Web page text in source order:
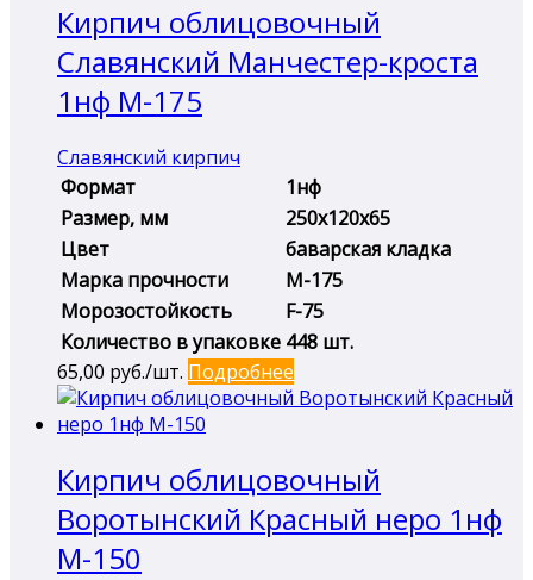
Кирпич облицовочный
Славянский Манчестер-кроста
1нф М-175
Славянский кирпич
Формат
1нф
Размер, мм
250х120х65
Цвет
баварская кладка
Марка прочности
М-175
Морозостойкость
F-75
Количество в упаковке 448 шт.
65,00 руб./шт. Подробнее
Кирпич облицовочный
Воротынский Красный неро 1нф
М-150